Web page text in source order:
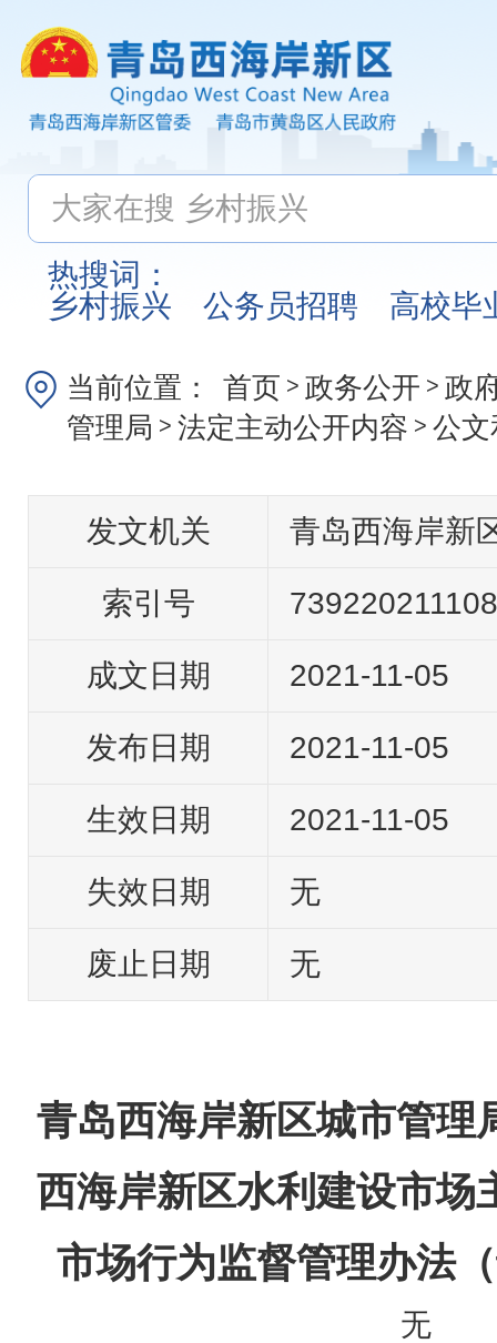
热搜词：
乡村振兴
公务员招聘 高校毕
当前位置： 首页 > 政务公开 > 政
管理局 > 法定主动公开内容 > 公
发文机关 青岛西海岸新
索引号
成文日期 2021-11-05
发布日期 2021-11-05
生效日期 2021-11-05
失效日期 无
废止日期 无
青岛西海岸新区城市管理
西海岸新区水利建设市场
市场行为监督管理办法
无